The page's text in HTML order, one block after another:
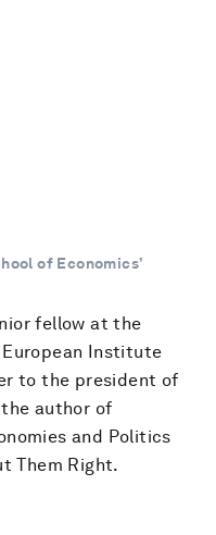
of Economics’
fellow at the
European Institute
to the president of
author of
and Politics
Them Right.